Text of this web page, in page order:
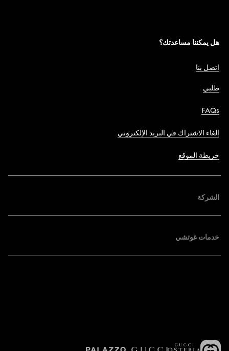
هل يمكننا مساعدتك؟
اتصل بنا
طلبي
FAQs
إلغاء الاشتراك في البريد الإلكتروني
خريطة الموقع
الشركة
خدمات غوتشي